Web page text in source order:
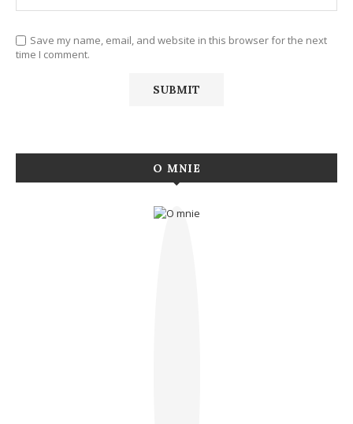
Save my name, email, and website in this browser for the next
time I comment.
O MNIE